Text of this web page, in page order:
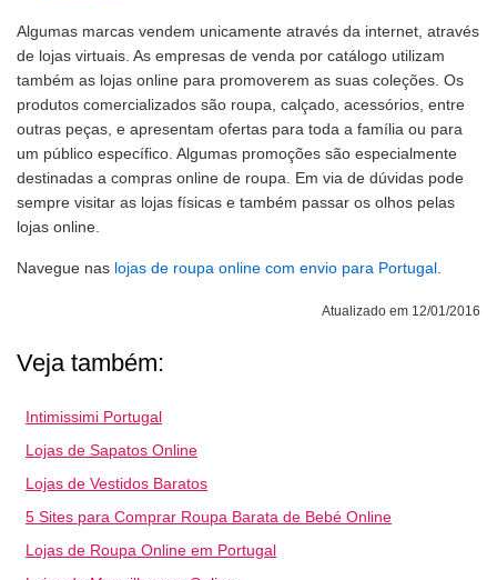
Algumas marcas vendem unicamente através da internet, através
de lojas virtuais. As empresas de venda por catálogo utilizam
também as lojas online para promoverem as suas coleções. Os
produtos comercializados são roupa, calçado, acessórios, entre
outras peças, e apresentam ofertas para toda a família ou para
um público específico. Algumas promoções são especialmente
destinadas a compras online de roupa. Em via de dúvidas pode
sempre visitar as lojas físicas e também passar os olhos pelas
lojas online.
Navegue nas lojas de roupa online com envio para Portugal
Atualizado em 12/01/2016
Veja também:
Intimissimi Portugal
Lojas de Sapatos Online
Lojas de Vestidos Baratos
5 Sites para Comprar Roupa Barata de Bebé Online
Lojas de Roupa Online em Portugal